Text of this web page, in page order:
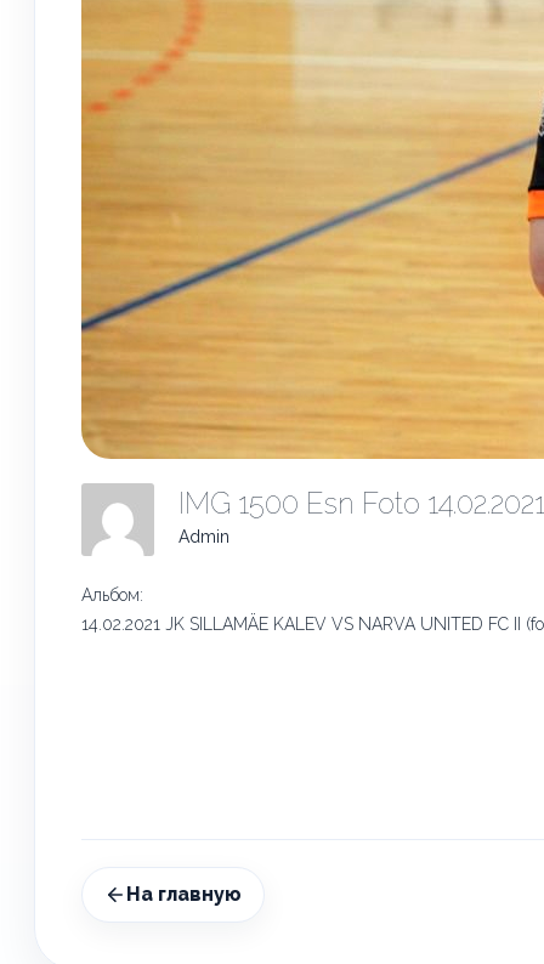
IMG 1500 Esn Foto
Admin
Альбом:
14.02.2021 JK SILLAMÄE KALEV VS NARVA UNITED FC II
На главную